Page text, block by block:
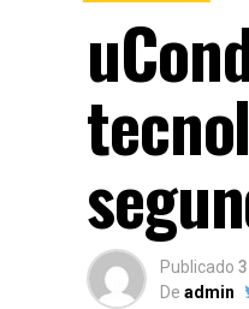
Publicado
De admin